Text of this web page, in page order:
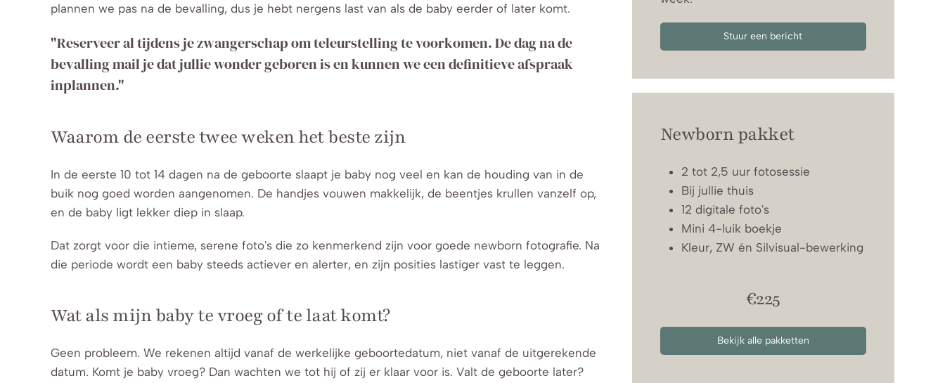
plannen we pas na de bevalling, dus je hebt nergens last van als de baby eerder of later komt.
"Reserveer al tijdens je zwangerschap om teleurstelling te voorkomen. De dag na de
bevalling mail je dat jullie wonder geboren is en kunnen we een definitieve afspraak
inplannen."
Waarom de eerste twee weken het beste zijn
In de eerste 10 tot 14 dagen na de geboorte slaapt je baby nog veel en kan de houding van in de
buik nog goed worden aangenomen. De handjes vouwen makkelijk, de beentjes krullen vanzelf op,
en de baby ligt lekker diep in slaap.
Dat zorgt voor die intieme, serene foto's die zo kenmerkend zijn voor goede newborn fotografie. Na
die periode wordt een baby steeds actiever en alerter, en zijn posities lastiger vast te leggen.
Wat als mijn baby te vroeg of te laat komt?
Geen probleem. We rekenen altijd vanaf de werkelijke geboortedatum, niet vanaf de uitgerekende
datum. Komt je baby vroeg? Dan wachten we tot hij of zij er klaar voor is. Valt de geboorte later?
Stuur een bericht
Newborn pakket
2 tot 2,5 uur fotosessie
Bij jullie thuis
12 digitale foto's
Mini 4-luik boekje
Kleur, ZW én Silvisual-bewerking
€225
Bekijk alle pakketten